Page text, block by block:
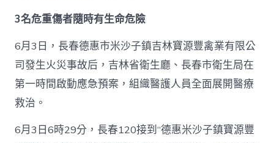
車
零
件
國
發
戶
網
3名危重傷者隨時有生命危險
6月3日，長春德惠市米沙子鎮吉林寶源豐禽業有限公
司發生火災事故后，吉林省衛生廳、長春市衛生局在
第一時間啟動應急預案，組織醫護人員全面展開醫療
救治。
6月3日6時29分，長春120接到“德惠米沙子鎮寶源豐